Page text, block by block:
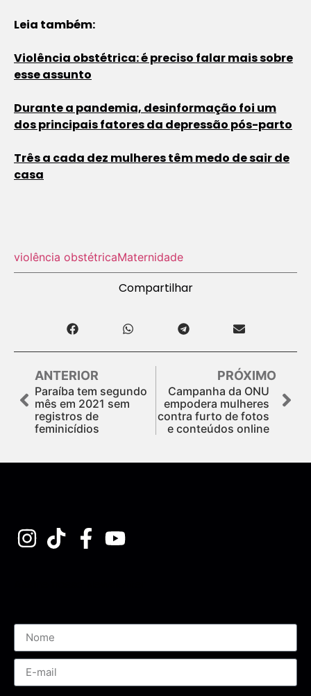
Leia também:
Violência obstétrica: é preciso falar mais sobre
esse assunto
Durante a pandemia, desinformação foi um
dos principais fatores da depressão pós-parto
Três a cada dez mulheres têm medo de sair de
casa
violência obstétricaMaternidade
Compartilhar
ANTERIOR
Paraíba tem segundo
mês em 2021 sem
registros de
feminicídios
PRÓXIMO
Campanha da ONU
empodera mulheres
contra furto de fotos
e conteúdos online